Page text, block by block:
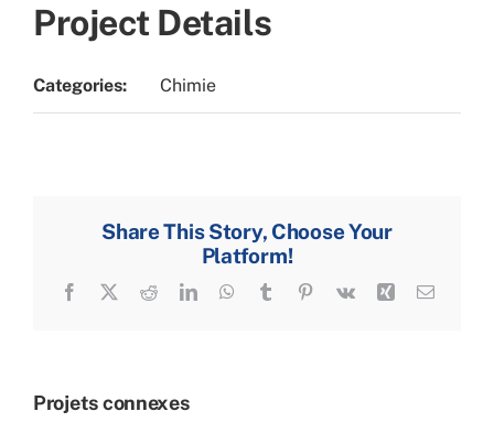
Project Details
Categories: Chimie
Share This Story, Choose Your
Platform!
Facebook
X RedditLinkedInWhatsApp
TumblrPinterest
Vk Xing Email
Projets connexes